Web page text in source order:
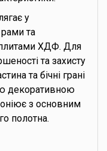
у
та
ХДФ. Для
та захисту
та бічні грані
декоративною
з основним
полотна.